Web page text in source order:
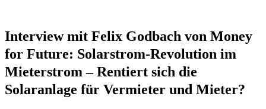
Interview mit Felix Godbach von Money
for Future: Solarstrom-Revolution im
Mieterstrom – Rentiert sich die
Solaranlage für Vermieter und Mieter?